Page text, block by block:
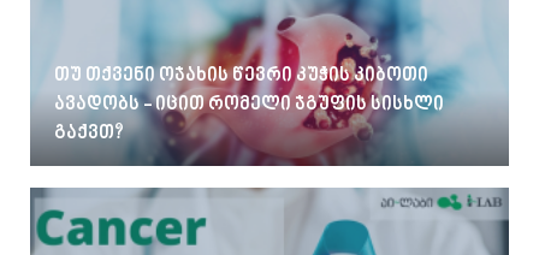
თუ თქვენი ოჯახის წევრი კუჭის კიბოთი
ავადობს - იცით რომელი ჯგუფის სისხლი
გაქვთ?